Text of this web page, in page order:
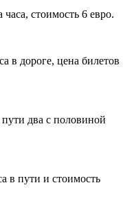
стоимость 6 евро.
в дороге, цена билетов
два с половиной
в пути и стоимость